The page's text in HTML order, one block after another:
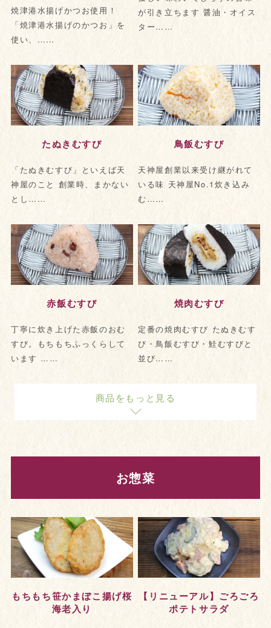
焼津港水揚げかつお使用！
「焼津港水揚げのかつお」を
使い、……
が引き立ちます 醤油・オイス
ター……
たぬきむすび
「たぬきむすび」といえば天
神屋のこと 創業時、まかない
とし……
鳥飯むすび
天神屋創業以来受け継がれて
いる味 天神屋No.1炊き込み
む……
赤飯むすび
丁寧に炊き上げた赤飯のおむ
すび。もちもちふっくらして
います ……
焼肉むすび
定番の焼肉むすび たぬきむす
び・鳥飯むすび・鮭むすびと
並び……
商品をもっと見る
お惣菜
もちもち笹かまぼこ揚げ桜
海老入り
【リニューアル】ごろごろ
ポテトサラダ